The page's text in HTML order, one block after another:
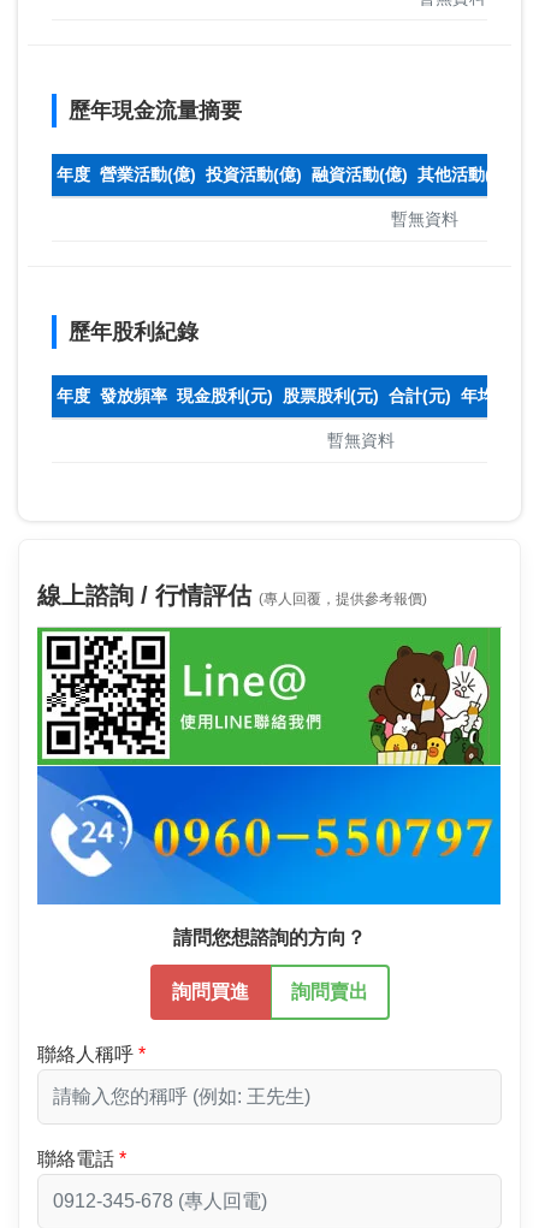
歷年現金流量摘要
年度 營業活動(億) 投資活動(億) 融資活動(億) 其他活動(億)
暫無資料
歷年股利紀錄
年度 發放頻率 現金股利(元) 股票股利(元) 合計(元) 年均收盤
暫無資料
線上諮詢 / 行情評估 (專人回覆，提供參考報價)
請問您想諮詢的方向？
詢問買進 詢問賣出
聯絡人稱呼
聯絡電話